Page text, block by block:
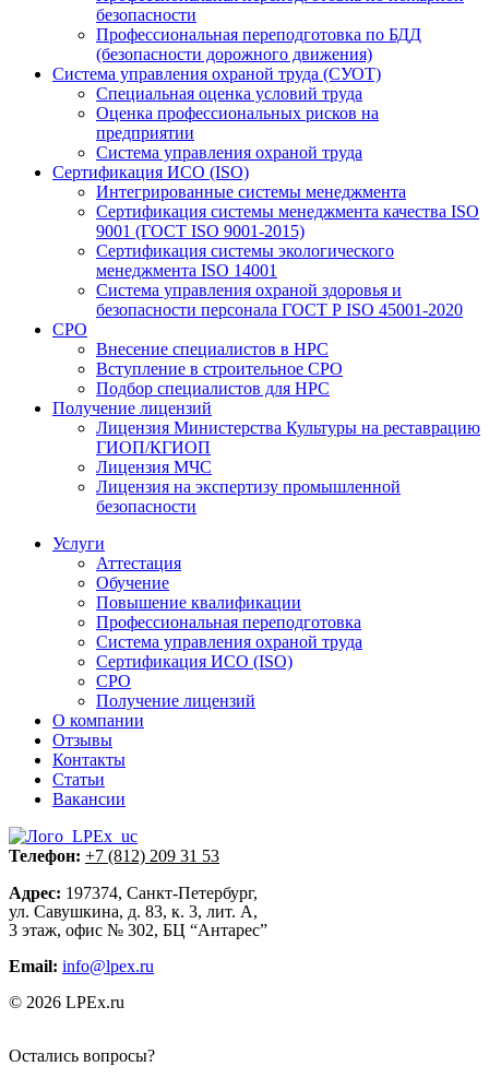
безопасности
Профессиональная переподготовка по БДД
(безопасности дорожного движения)
Система управления охраной труда (СУОТ)
Специальная оценка условий труда
Оценка профессиональных рисков на
предприятии
Система управления охраной труда
Сертификация ИСО (ISO)
Интегрированные системы менеджмента
Сертификация системы менеджмента качества ISO
9001 (ГОСТ ISO 9001-2015)
Сертификация системы экологического
менеджмента ISO 14001
Система управления охраной здоровья и
безопасности персонала ГОСТ Р ISO 45001-2020
СРО
Внесение специалистов в НРС
Вступление в строительное СРО
Подбор специалистов для НРС
Получение лицензий
Лицензия Министерства Культуры на реставрацию
ГИОП/КГИОП
Лицензия МЧС
Лицензия на экспертизу промышленной
безопасности
Услуги
Аттестация
Обучение
Повышение квалификации
Профессиональная переподготовка
Система управления охраной труда
Сертификация ИСО (ISO)
СРО
Получение лицензий
О компании
Отзывы
Контакты
Статьи
Вакансии
Телефон: +7 (812) 209 31 53
Адрес: 197374, Санкт-Петербург,
ул. Савушкина, д. 83, к. 3, лит. А,
3 этаж, офис № 302, БЦ “Антарес”
Email: info@lpex.ru
© 2026 LPEx.ru
Остались вопросы?